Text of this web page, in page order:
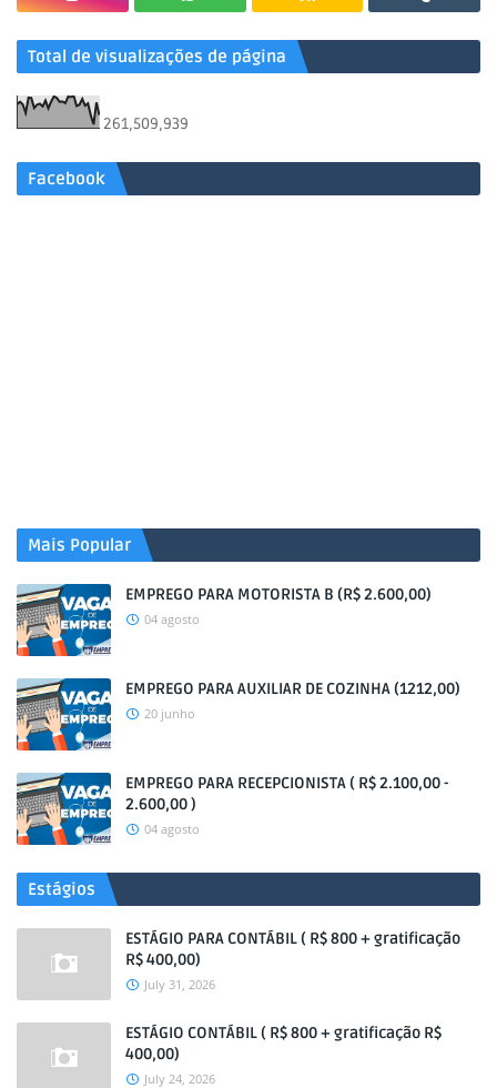
Total de visualizações de página
261,509,939
Facebook
Mais Popular
EMPREGO PARA MOTORISTA B (R$ 2.600,00)
04 agosto
EMPREGO PARA AUXILIAR DE COZINHA (1212,00)
20 junho
EMPREGO PARA RECEPCIONISTA ( R$ 2.100,00 -
2.600,00 )
04 agosto
Estágios
ESTÁGIO PARA CONTÁBIL ( R$ 800 + gratificação
R$ 400,00)
July 31, 2026
ESTÁGIO CONTÁBIL ( R$ 800 + gratificação R$
400,00)
July 24, 2026